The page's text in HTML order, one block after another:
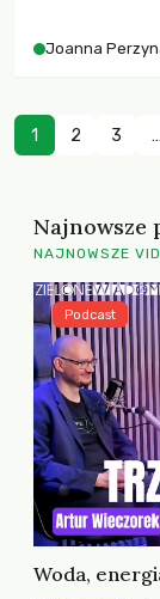
zachodzących
Joanna
1 2 3 …
Najnowsze
NAJNOWSZE
Woda,
Podcast